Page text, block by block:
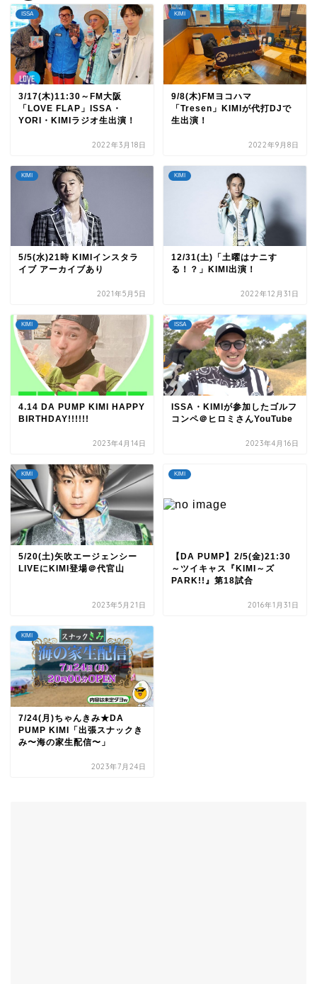
ISSA
3/17(木)11:30～FM大阪
「LOVE FLAP」ISSA・
YORI・KIMIラジオ生出演！
2022年3月18日
KIMI
9/8(木)FMヨコハマ
「Tresen」KIMIが代打DJで
生出演！
2022年9月8日
KIMI
5/5(水)21時 KIMIインスタラ
イブ アーカイブあり
2021年5月5日
KIMI
12/31(土)「土曜はナニす
る！？」KIMI出演！
2022年12月31日
KIMI
4.14 DA PUMP KIMI HAPPY
BIRTHDAY!!!!!!
2023年4月14日
ISSA
ISSA・KIMIが参加したゴルフ
コンペ＠ヒロミさんYouTube
2023年4月16日
KIMI
5/20(土)矢吹エージェンシー
LIVEにKIMI登場＠代官山
2023年5月21日
KIMI
【DA PUMP】2/5(金)21:30
～ツイキャス『KIMI～ズ
PARK!!』第18試合
2016年1月31日
KIMI
7/24(月)ちゃんきみ★DA
PUMP KIMI「出張スナックき
み〜海の家生配信〜」
2023年7月24日